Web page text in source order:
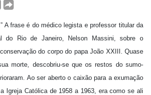
A frase é do médico legista e professor titular da
do Rio de Janeiro, Nelson Massini, sobre o
do corpo do papa João XXIII. Quase
morte, descobriu-se que os restos do sumo-
Ao ser aberto o caixão para a exumação
Igreja Católica de 1958 a 1963, era como se ali